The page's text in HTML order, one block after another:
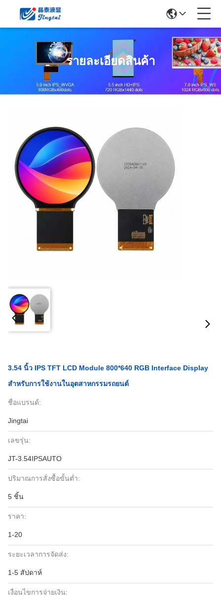
รายละเอียดสินค้า
3.54 นิ้ว IPS TFT LCD Module 800*640 RGB Interface Display
สําหรับการใช้งานในอุตสาหกรรมรถยนต์
ชื่อแบรนด์:
Jingtai
เลขรุ่น:
JT-3.54IPSAUTO
ปริมาณการสั่งซื้อขั้นต่ำ:
5 ชิ้น
ราคา:
1-20
ระยะเวลาการจัดส่ง:
1-5 สัปดาห์
เงื่อนไขการจ่ายเงิน: